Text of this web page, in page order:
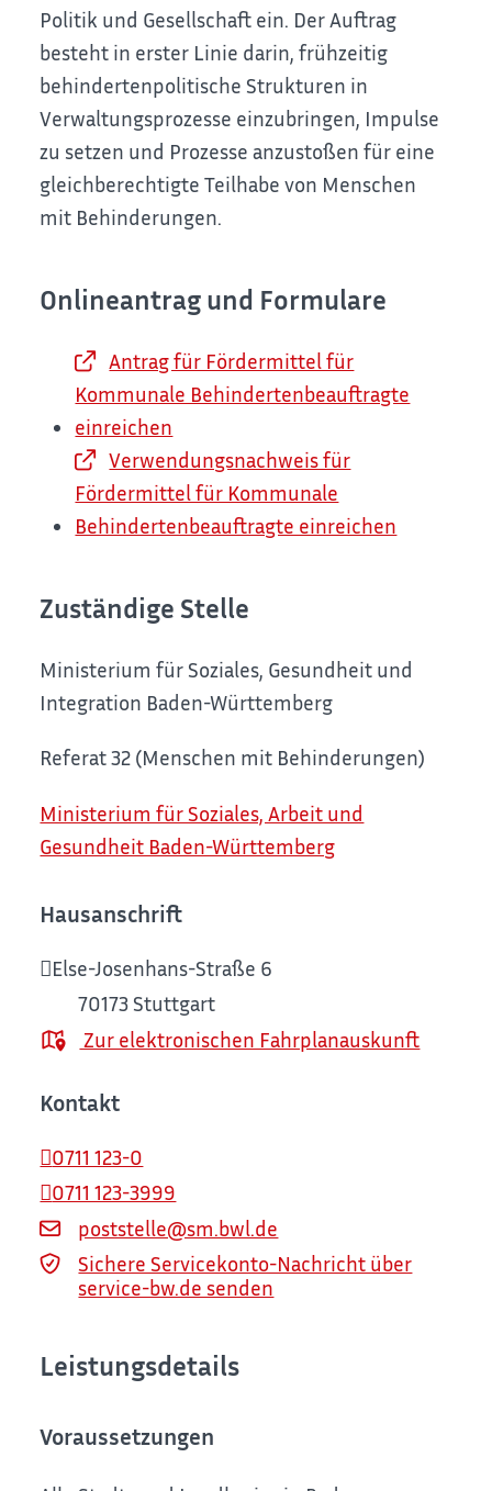
Politik und Gesellschaft ein. Der Auftrag
besteht in erster Linie darin, frühzeitig
behindertenpolitische Strukturen in
Verwaltungsprozesse einzubringen, Impulse
zu setzen und Prozesse anzustoßen für eine
gleichberechtigte Teilhabe von Menschen
mit Behinderungen.
Onlineantrag und Formulare
Antrag für Fördermittel für
Kommunale Behindertenbeauftragte
einreichen
Verwendungsnachweis für
Fördermittel für Kommunale
Behindertenbeauftragte einreichen
Zuständige Stelle
Ministerium für Soziales, Gesundheit und
Integration Baden-Württemberg
Referat 32 (Menschen mit Behinderungen)
Ministerium für Soziales, Arbeit und
Gesundheit Baden-Württemberg
Hausanschrift
Else-Josenhans-Straße 6
70173 Stuttgart
Zur elektronischen Fahrplanauskunft
Kontakt
0711 123-0
0711 123-3999
poststelle@sm.bwl.de
Sichere Servicekonto-Nachricht über
service-bw.de senden
Leistungsdetails
Voraussetzungen